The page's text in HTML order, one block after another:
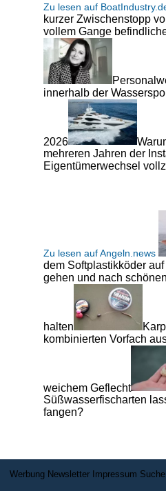
Zu lesen auf
kurzer Zwischenstopp
vollem Gange
innerhalb der
2026
mehreren Jahren der
Eigentümerwechsel
Zu lesen auf Angeln.news
dem Softplastikköder
gehen und nach
halten
kombinierten Vorfach
weichem Geflecht
Süßwasserfischarten
fangen?
Werbung Newsletter Impressum Suche